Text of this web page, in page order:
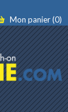
Mon panier (0)